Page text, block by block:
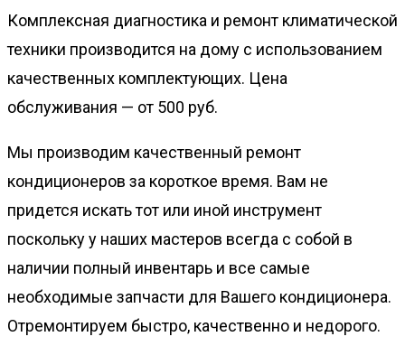
Комплексная диагностика и ремонт климатической
техники производится на дому с использованием
качественных комплектующих. Цена
обслуживания — от 500 руб.
Мы производим качественный ремонт
кондиционеров за короткое время. Вам не
придется искать тот или иной инструмент
поскольку у наших мастеров всегда с собой в
наличии полный инвентарь и все самые
необходимые запчасти для Вашего кондиционера.
Отремонтируем быстро, качественно и недорого.